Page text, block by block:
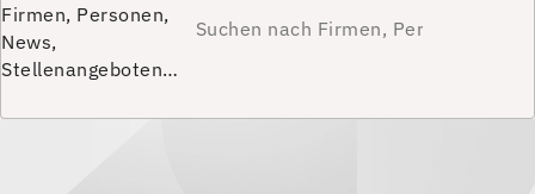
Firmen, Personen,
News,
Stellenangeboten…